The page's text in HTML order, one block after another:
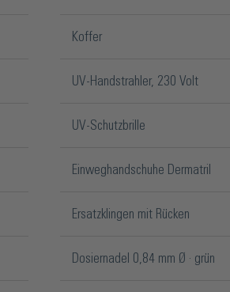
Koffer
UV-Handstrahler, 230 Volt
UV-Schutzbrille
Einweghandschuhe Dermatril
Ersatzklingen mit Rücken
Dosiernadel 0,84 mm Ø · grün